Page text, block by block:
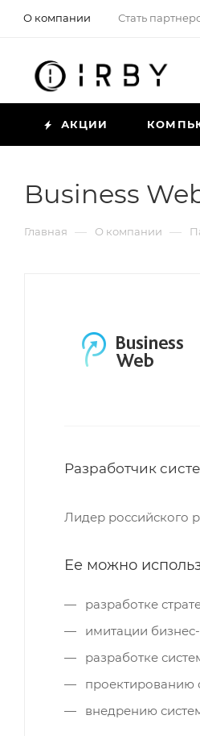
О компании Стать
АКЦИИ
Business
Главная — О компании —
Разработчик
Лидер российского
Ее можно
разработке
имитации
разработке
проектированию
внедрению